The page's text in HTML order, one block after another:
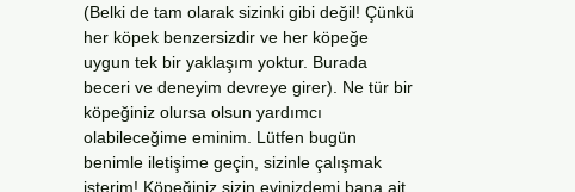
(Belki de tam olarak sizinki gibi değil! Çünkü
her köpek benzersizdir ve her köpeğe
uygun tek bir yaklaşım yoktur. Burada
beceri ve deneyim devreye girer). Ne tür bir
köpeğiniz olursa olsun yardımcı
olabileceğime eminim. Lütfen bugün
benimle iletişime geçin, sizinle çalışmak
isterim! Köpeğiniz sizin evinizdemi bana ait